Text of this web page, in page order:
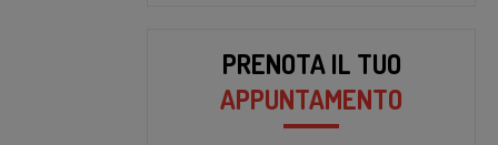
PRENOTA IL TUO
APPUNTAMENTO